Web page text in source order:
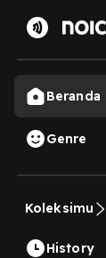
Beranda
Genre
Koleksimu
History